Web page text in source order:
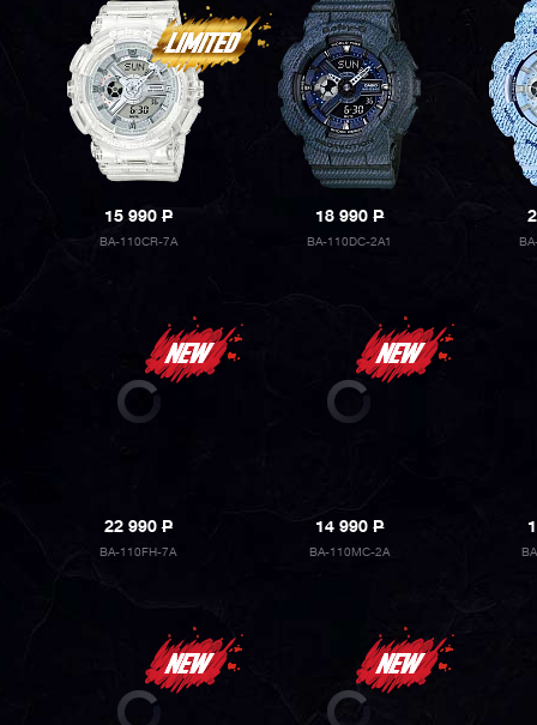
15 990P
BA-110CR-7A
18 990P
BA-110DC-2A1
22 990P
BA-110FH-7A
14 990P
BA-110MC-2A